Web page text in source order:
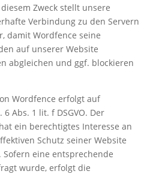
Zweck stellt unsere
Verbindung zu den Servern
damit Wordfence seine
auf unserer Website
abgleichen und ggf. blockieren
Wordfence erfolgt auf
Abs. 1 lit. f DSGVO. Der
ein berechtigtes Interesse an
Schutz seiner Website
Sofern eine entsprechende
wurde, erfolgt die